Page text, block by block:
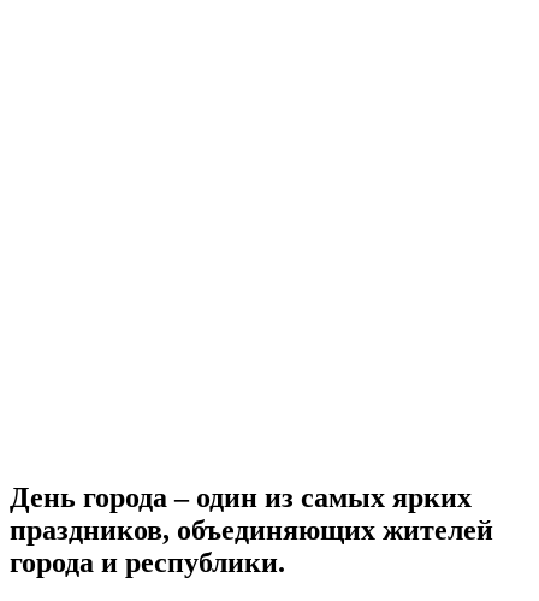
День города – один из самых ярких
праздников, объединяющих жителей
города и республики.